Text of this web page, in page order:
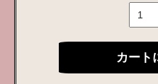
カート